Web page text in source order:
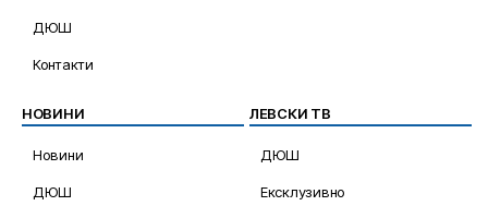
ДЮШ
Контакти
НОВИНИ
Новини
ДЮШ
ЛЕВСКИ ТВ
ДЮШ
Ексклузивно